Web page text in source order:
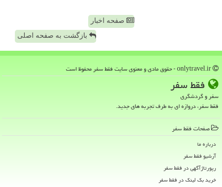
صفحه اخبار
بازگشت به صفحه اصلی
فقط سفر
سفر و گردشگری
فقط سفر، دروازه ای به طرف تجربه های جدید.
صفحات فقط سفر
درباره ما
آرشیو فقط سفر
رپورتاژآگهی در فقط سفر
خرید بک لینک در فقط سفر